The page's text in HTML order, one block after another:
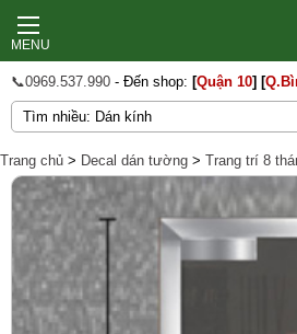
MENU
📞0969.537.990 - Đến shop: [Quận 10] [
Trang chủ > Decal dán tường > Trang trí 8